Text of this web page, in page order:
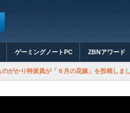
ゲーミングノートPC ZBNアワード